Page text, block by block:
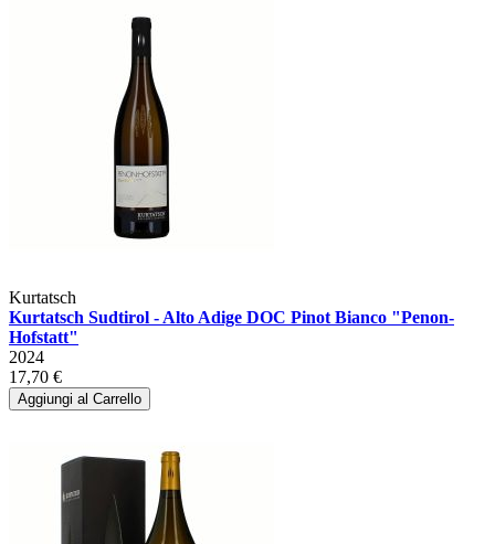
Kurtatsch
Kurtatsch Sudtirol - Alto Adige DOC Pinot Bianco "Penon-
Hofstatt"
2024
17,70 €
Aggiungi al Carrello